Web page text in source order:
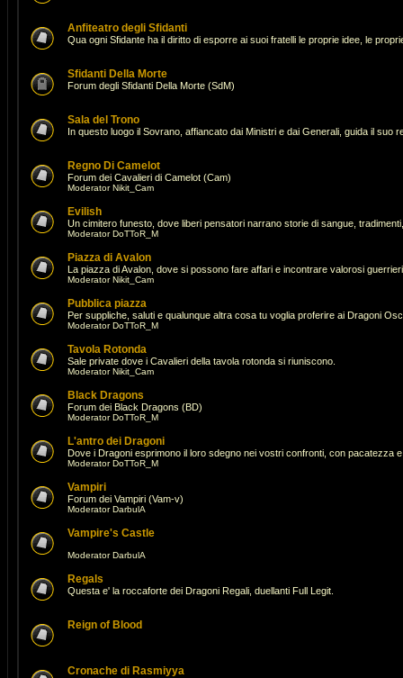
Anfiteatro degli Sfidanti
Qua ogni Sfidante ha il diritto di esporre ai suoi fratelli le proprie idee, le
Sfidanti Della Morte
Forum degli Sfidanti Della Morte (SdM)
Sala del Trono
In questo luogo il Sovrano, affiancato dai Ministri e dai Generali, guida il suo
Regno Di Camelot
Forum dei Cavalieri di Camelot (Cam)
ModeratorNikit_Cam
Evilish
Un cimitero funesto, dove liberi pensatori narrano storie di sangue,
ModeratorDoTToR_M
Piazza di Avalon
La piazza di Avalon, dove si possono fare affari e incontrare valorosi
ModeratorNikit_Cam
Pubblica piazza
Per suppliche, saluti e qualunque altra cosa tu voglia proferire ai Dragoni
ModeratorDoTToR_M
Tavola Rotonda
Sale private dove i Cavalieri della tavola rotonda si riuniscono.
ModeratorNikit_Cam
Black Dragons
Forum dei Black Dragons (BD)
ModeratorDoTToR_M
L'antro dei Dragoni
Dove i Dragoni esprimono il loro sdegno nei vostri confronti, con pacatezza
ModeratorDoTToR_M
Vampiri
Forum dei Vampiri (Vam-v)
ModeratorDarbulA
Vampire's Castle
ModeratorDarbulA
Regals
Questa e' la roccaforte dei Dragoni Regali, duellanti Full Legit.
Reign of Blood
Cronache di Rasmiyya